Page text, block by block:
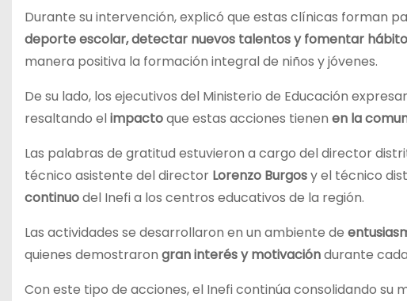
Durante su intervención, explicó que estas clínicas forman
deporte escolar, detectar nuevos talentos y fomentar
manera positiva la formación integral de niños y jóvenes.
De su lado, los ejecutivos del Ministerio de Educación
resaltando elimpactoque estas acciones tienen en la
Las palabras de gratitud estuvieron a cargo del director
técnico asistente del director Lorenzo Burgosy el técnico
continuodel Inefi a los centros educativos de la región.
Las actividades se desarrollaron en un ambiente de
quienes demostraron gran interés y motivacióndurante
Con este tipo de acciones, el Inefi continúa consolidando su